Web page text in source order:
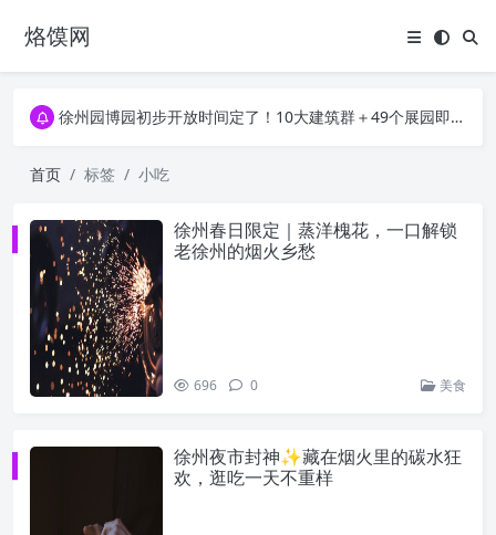
烙馍网16796个OpenClaw Skills合集下载｜总2.7G，压缩后仅738M，覆盖全场景技能
徐州园博园初步开放时间定了！10大建筑群＋49个展园即将亮相！
徐州园博园初步开放时间定了！10大建筑群＋49个展园即将亮相！
首页 标签 小吃
徐州春日限定｜蒸洋槐花，一口解锁
老徐州的烟火乡愁
696 0 美食
徐州夜市封神✨藏在烟火里的碳水狂
欢，逛吃一天不重样